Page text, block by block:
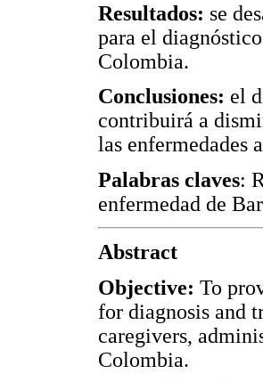
Resultados: se
para el
Colombia.
Conclusiones: el
contribuirá a
las enfermedades
Palabras claves:
enfermedad de
Abstract
Objective: To
for diagnosis and
caregivers,
Colombia.